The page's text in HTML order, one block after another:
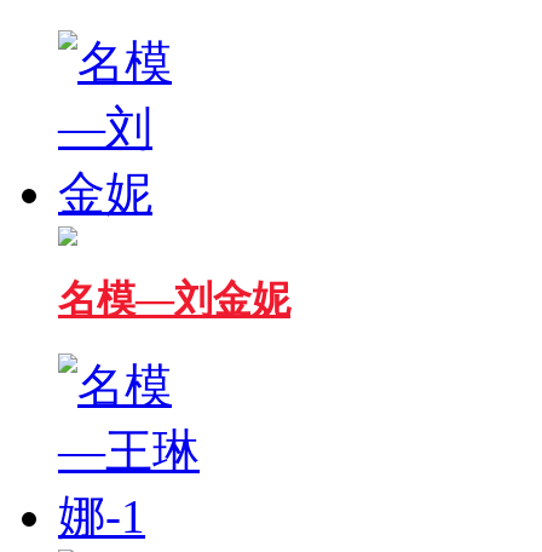
名模—刘金妮